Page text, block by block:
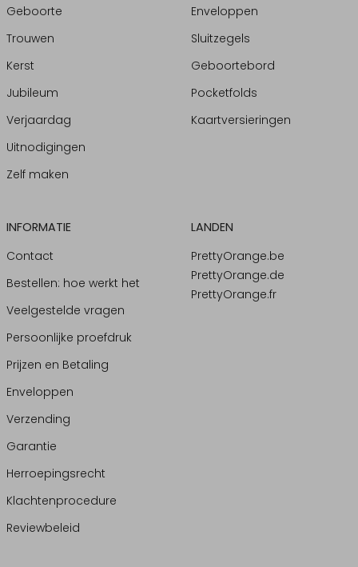
Geboorte
Trouwen
Kerst
Jubileum
Verjaardag
Uitnodigingen
Zelf maken
Enveloppen
Sluitzegels
Geboortebord
Pocketfolds
Kaartversieringen
INFORMATIE
Contact
Bestellen: hoe werkt het
Veelgestelde vragen
Persoonlijke proefdruk
Prijzen en Betaling
Enveloppen
Verzending
Garantie
Herroepingsrecht
Klachtenprocedure
Reviewbeleid
LANDEN
PrettyOrange.be
PrettyOrange.de
PrettyOrange.fr